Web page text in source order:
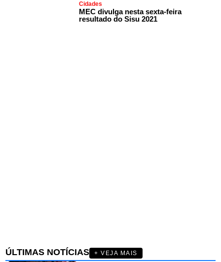
Cidades
MEC divulga nesta sexta-feira
resultado do Sisu 2021
ÚLTIMAS NOTÍCIAS
+ VEJA MAIS